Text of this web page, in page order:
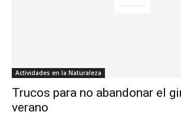
Actividades en la Naturaleza
Trucos para no abandonar el
verano